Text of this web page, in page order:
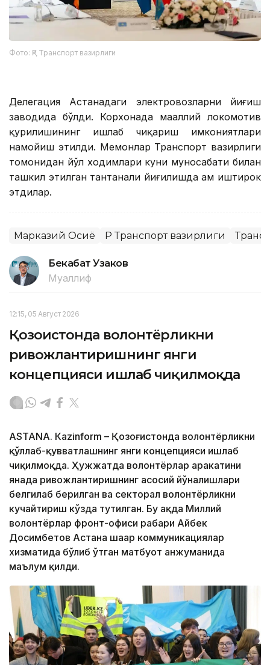
Фото: ҚР Транспорт вазирлиги
Делегация Астанадаги электровозларни йиғиш
заводида бўлди. Корхонада маҳаллий локомотив
қурилишининг ишлаб чиқариш имкониятлари
намойиш этилди. Меҳмонлар Транспорт вазирлиги
томонидан йўл ходимлари куни муносабати билан
ташкил этилган тантанали йиғилишда ҳам иштирок
этдилар.
Марказий Осиё ҚР Транспорт вазирлиги
Бекабат Узаков
Муаллиф
12:15, 05 Август 2026
Қозоғистонда волонтёрликни
ривожлантиришнинг янги
концепцияси ишлаб чиқилмоқда
ASTANА. Кazinform – Қозоғистонда волонтёрликни
қўллаб-қувватлашнинг янги концепцияси ишлаб
чиқилмоқда. Ҳужжатда волонтёрлар ҳаракатини
янада ривожлантиришнинг асосий йўналишлари
белгилаб берилган ва секторал волонтёрликни
кучайтириш кўзда тутилган. Бу ҳақда Миллий
волонтёрлар фронт-офиси раҳбари Айбек
Досимбетов Астана шаҳар коммуникациялар
хизматида бўлиб ўтган матбуот анжуманида
маълум қилди.